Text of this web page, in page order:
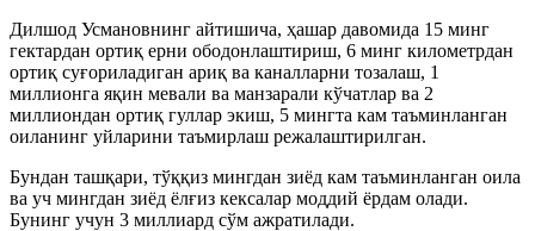
Дилшод Усмановнинг айтишича, ҳашар давомида 15 минг
гектардан ортиқ ерни ободонлаштириш, 6 минг километрдан
ортиқ суғориладиган ариқ ва каналларни тозалаш, 1
миллионга яқин мевали ва манзарали кўчатлар ва 2
миллиондан ортиқ гуллар экиш, 5 мингта кам таъминланган
оиланинг уйларини таъмирлаш режалаштирилган.
Бундан ташқари, тўққиз мингдан зиёд кам таъминланган оила
ва уч мингдан зиёд ёлғиз кексалар моддий ёрдам олади.
Бунинг учун 3 миллиард сўм ажратилади.